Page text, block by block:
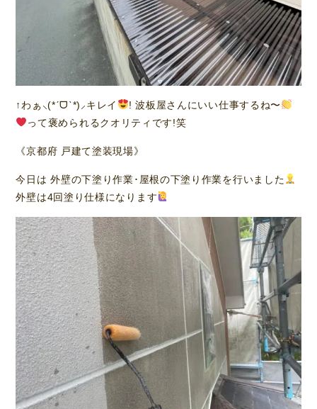
↑わぁ⸜(*ˊᗜˋ*)⸝キレイ
! 波板屋さんにいい仕事するね〜
って褒められるクオリティです!笑
《京都府 戸建て塗装現場》
今日は 外壁の下塗り作業･屋根の下塗り作業を行いました
外壁は4回塗り仕様になります